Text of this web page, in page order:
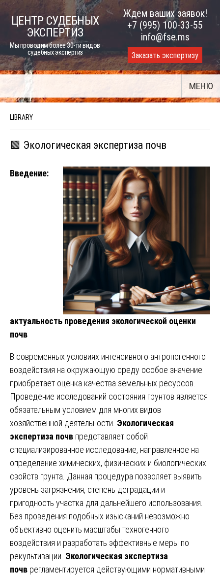
Skip
ЦЕНТР СУДЕБНЫХ
ЭКСПЕРТИЗ
Мы проводим более 30-ти видов
судебных экспертиз
Ждем ваших заявок!
+7 (995) 100-33-55
info@fse.ms
Заказать экспертизу
МЕНЮ
LIBRARY
🟩 Экологическая экспертиза почв
Введение:
актуальность проведения экологической оценки
почв
В современных условиях интенсивного антропогенного
воздействия на окружающую среду особое значение
приобретает оценка качества земельных ресурсов.
Проведение исследований состояния грунтов является
обязательным условием для многих видов
хозяйственной деятельности. Экологическая
экспертиза почв представляет собой
специализированное исследование, направленное на
определение химических, физических и биологических
свойств грунта. Данная процедура позволяет выявить
уровень загрязнения, степень деградации и
пригодность участка для дальнейшего использования.
Без проведения подобных изысканий невозможно
объективно оценить масштабы техногенного
воздействия и разработать эффективные меры по
рекультивации. Экологическая экспертиза
почв регламентируется действующими нормативными